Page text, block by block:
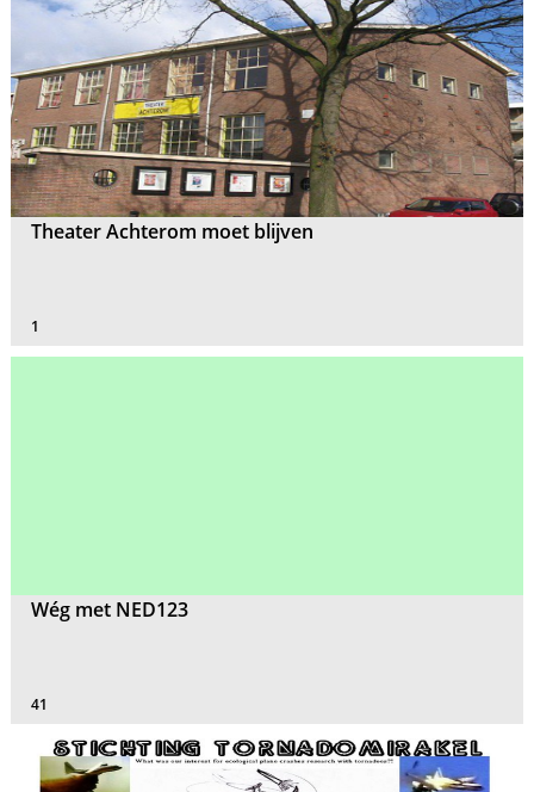
Theater Achterom moet blijven
1
Wég met NED123
41